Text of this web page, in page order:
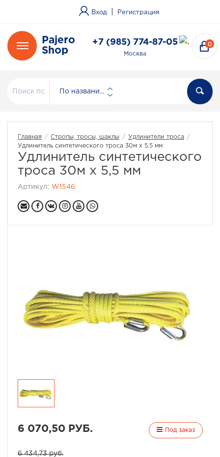
Вход Регистрация
Pajero
Shop
+7 (985) 774-87-05
Москва
0
По названию
Главная / Стропы, тросы, шаклы / Удлинители троса
/
Удлинитель синтетического троса 30м х 5,5 мм
Удлинитель синтетического
троса 30м х 5,5 мм
Артикул: W1546
6 070,50 РУБ. Под заказ
6 434,73 руб.